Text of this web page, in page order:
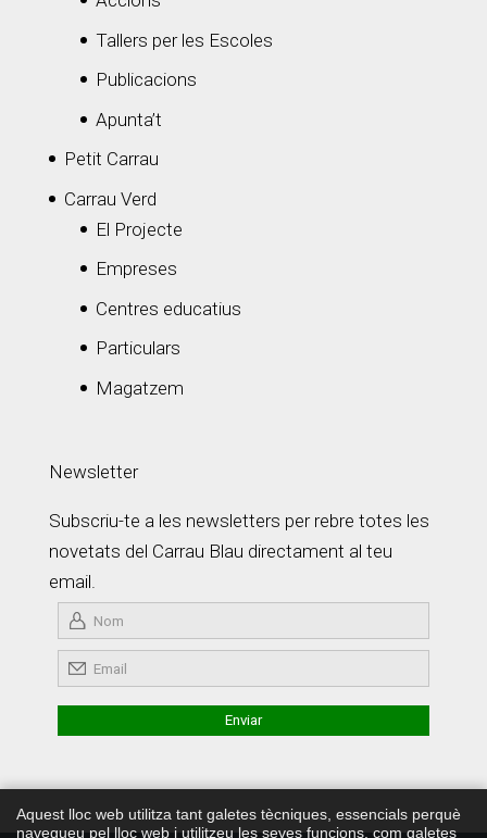
Tallers per les Escoles
Publicacions
Apunta’t
Petit Carrau
Carrau Verd
El Projecte
Empreses
Centres educatius
Particulars
Magatzem
Newsletter
Subscriu-te a les newsletters per rebre totes les
novetats del Carrau Blau directament al teu
email.
Aquest lloc web utilitza tant galetes tècniques, essencials perquè
navegueu pel lloc web i utilitzeu les seves funcions, com galetes